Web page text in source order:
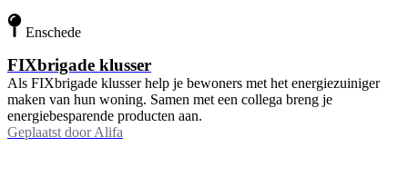
Enschede
FIXbrigade klusser
Als FIXbrigade klusser help je bewoners met het energiezuiniger
maken van hun woning. Samen met een collega breng je
energiebesparende producten aan.
Geplaatst door Alifa